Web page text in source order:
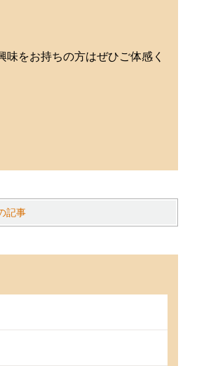
をお持ちの方はぜひご体感く
記事